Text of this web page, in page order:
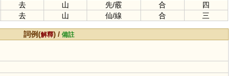
去 山 先/霰 合
四
去 山 仙/線 合 三
詞例(解釋) /備註